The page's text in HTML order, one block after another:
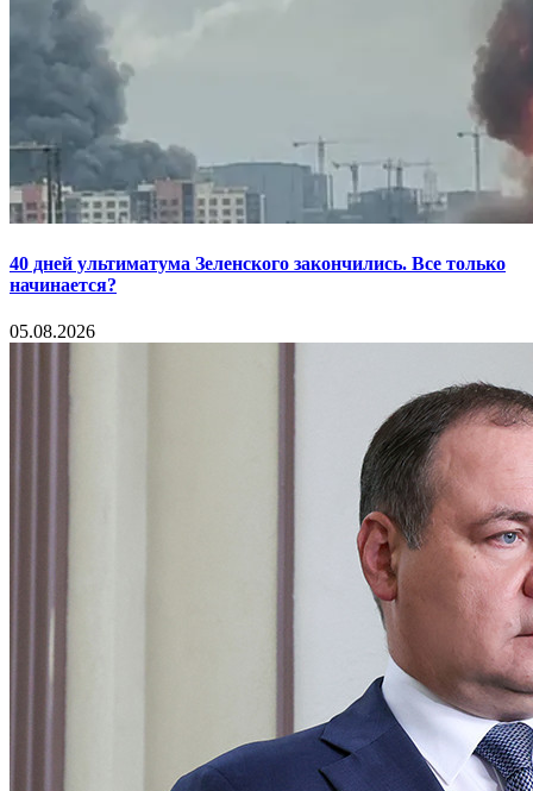
40 дней ультиматума Зеленского закончились. Все только
начинается?
05.08.2026